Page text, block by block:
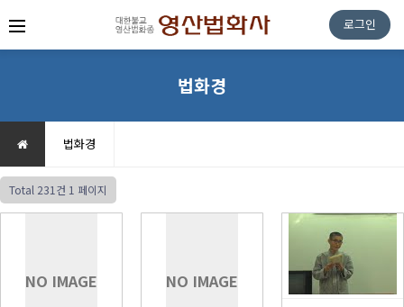
로그인
법화경
법화경
Total 231건 1 페이지
NO IMAGE NO IMAGE